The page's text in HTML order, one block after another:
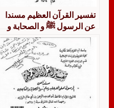
تفسير القرآن العظيم مسندا
عن الرسول ﷺ و الصحابة و
التابعين للشيخ الإمام عبد
الرحمن بن أبي حاتم الرازي،
وفيه سورتا آل عمران والنساء
دراسة وتحقيق